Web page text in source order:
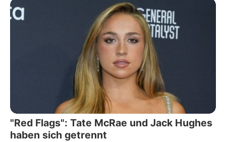
"Red Flags": Tate McRae und Jack Hughes
haben sich getrennt